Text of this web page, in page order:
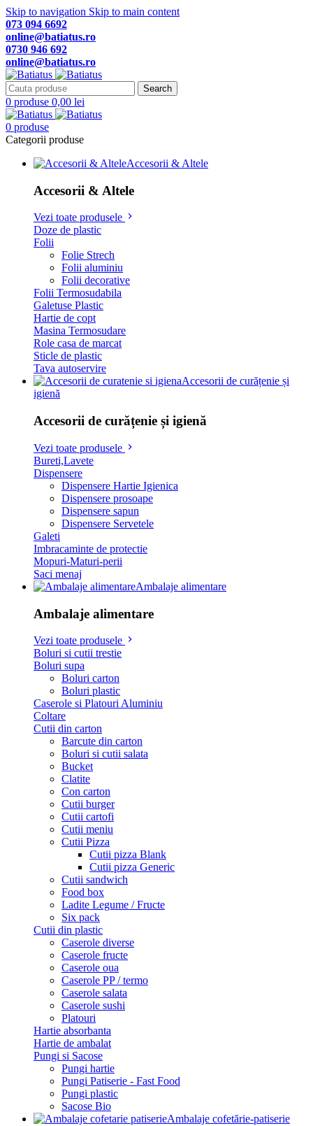
Skip to navigation Skip to main content
073 094 6692
online@batiatus.ro
0730 946 692
online@batiatus.ro
Search
0 produse 0,00 lei
0 produse
Categorii produse
Accesorii & Altele
Accesorii & Altele
Vezi toate produsele
Doze de plastic
Folii
Folie Strech
Folii aluminiu
Folii decorative
Folii Termosudabila
Galetuse Plastic
Hartie de copt
Masina Termosudare
Role casa de marcat
Sticle de plastic
Tava autoservire
Accesorii de curățenie și
igienă
Accesorii de curățenie și igienă
Vezi toate produsele
Bureti,Lavete
Dispensere
Dispensere Hartie Igienica
Dispensere prosoape
Dispensere sapun
Dispensere Servetele
Galeti
Imbracaminte de protectie
Mopuri-Maturi-perii
Saci menaj
Ambalaje alimentare
Ambalaje alimentare
Vezi toate produsele
Boluri si cutii trestie
Boluri supa
Boluri carton
Boluri plastic
Caserole si Platouri Aluminiu
Coltare
Cutii din carton
Barcute din carton
Boluri si cutii salata
Bucket
Clatite
Con carton
Cutii burger
Cutii cartofi
Cutii meniu
Cutii Pizza
Cutii pizza Blank
Cutii pizza Generic
Cutii sandwich
Food box
Ladite Legume / Fructe
Six pack
Cutii din plastic
Caserole diverse
Caserole fructe
Caserole oua
Caserole PP / termo
Caserole salata
Caserole sushi
Platouri
Hartie absorbanta
Hartie de ambalat
Pungi si Sacose
Pungi hartie
Pungi Patiserie - Fast Food
Pungi plastic
Sacose Bio
Ambalaje cofetărie-patiserie